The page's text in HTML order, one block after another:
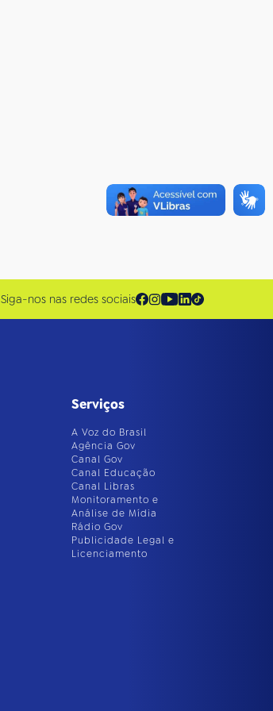
Siga-nos nas redes sociais
Serviços
A Voz do Brasil
Agência Gov
Canal Gov
Canal Educação
Canal Libras
Monitoramento e
Análise de Mídia
Rádio Gov
Publicidade Legal e
Licenciamento